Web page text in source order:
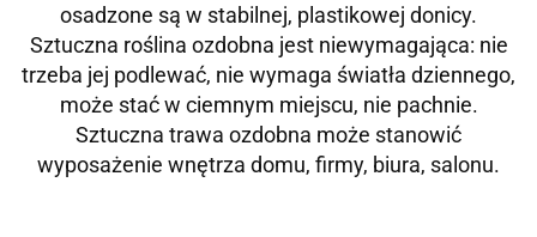
osadzone są w stabilnej, plastikowej donicy.
Sztuczna roślina ozdobna jest niewymagająca: nie
trzeba jej podlewać, nie wymaga światła dziennego,
może stać w ciemnym miejscu, nie pachnie.
Sztuczna trawa ozdobna może stanowić
wyposażenie wnętrza domu, firmy, biura, salonu.